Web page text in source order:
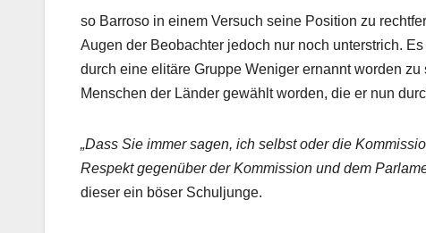
so Barroso in einem Versuch seine Position zu
Augen der Beobachter jedoch nur noch unterstrich.
durch eine elitäre Gruppe Weniger ernannt worden
Menschen der Länder gewählt worden, die er nun
„Dass Sie immer sagen, ich selbst oder die
Respekt gegenüber der Kommission und dem
dieser ein böser Schuljunge.